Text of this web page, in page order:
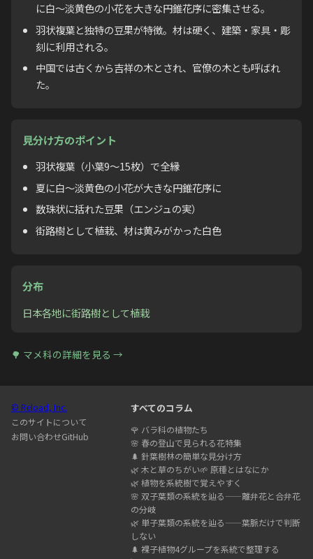
に白〜淡黄色の小花を大きな円錐花序に密集させる。
羽状複葉と独特の豆果が特徴。材は硬く、建築・家具・彫
刻に利用される。
中国では古くから吉祥の木とされ、官僚の木とも呼ばれ
た。
見分け方のポイント
羽状複葉（小葉9〜15枚）で全縁
夏に白〜淡黄色の小花が大きな円錐花序に
数珠状に括れた豆果（エンジュの実）
街路樹として植栽、材は黄みがかった白色
分布
日本各地に街路樹として植栽
🌳 マメ科の詳細を見る →
© Reload, Inc.
このサイトについて
お問い合わせGitHub
すべてのコラム
🌹 バラ科の植物たち
🌸 春の登山で見られる花特集
🌲 針葉樹林の簡単な見分け方
🌿 木と草のちがい🌱 原種とはなにか
🌿 植物を系統樹で覚えやすく
🌸 双子葉類の系統を辿る——離弁花と合弁花
の分岐
🌿 単子葉類の系統を辿る——葉脈だけで判断
しない
🌲 裸子植物4グループを系統で整理する